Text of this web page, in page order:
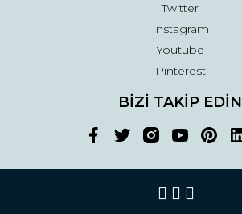
Twitter
Instagram
Youtube
Pinterest
BİZİ TAKİP EDİN